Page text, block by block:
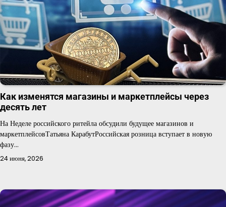
Как изменятся магазины и маркетплейсы через
десять лет
На Неделе российского ритейла обсудили будущее магазинов и
маркетплейсовТатьяна КарабутРоссийская розница вступает в новую
фазу…
24 июня, 2026